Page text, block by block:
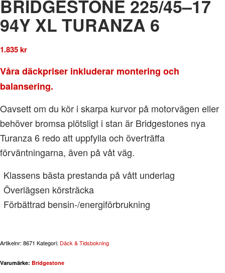
BRIDGESTONE 225/45–17
94Y XL TURANZA 6
1.835kr
Våra däckpriser inkluderar montering och
balansering.
Oavsett om du kör i skarpa kurvor på motorvägen eller
behöver bromsa plötsligt i stan är Bridgestones nya
Turanza 6 redo att uppfylla och överträffa
förväntningarna, även på våt väg.
Klassens bästa prestanda på vått underlag
Överlägsen körsträcka
Förbättrad bensin-/energiförbrukning
Artikelnr: 8671 Kategori: Däck & Tidsbokning
Varumärke: Bridgestone